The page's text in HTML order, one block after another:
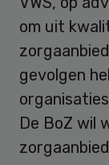
om uit
gevolgen
De BoZ wil